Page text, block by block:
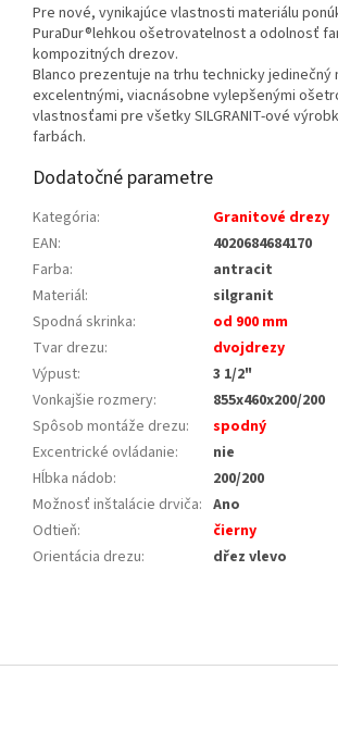
Pre nové, vynikajúce vlastnosti materiálu
PuraDur®lehkou ošetrovatelnost a odolnosť
kompozitných drezov.
Blanco prezentuje na trhu technicky jedinečný
excelentnými, viacnásobne vylepšenými
vlastnosťami pre všetky SILGRANIT-ové
farbách.
Dodatočné parametre
Kategória:
Granitové drezy
EAN:
4020684684170
Farba:
antracit
Materiál:
silgranit
Spodná skrinka:
od 900 mm
Tvar drezu:
dvojdrezy
Výpust:
3 1/2"
Vonkajšie rozmery:
855x460x200/200
Spôsob montáže drezu:
spodný
Excentrické ovládanie:
nie
Hĺbka nádob:
200/200
Možnosť inštalácie drviča: Ano
Odtieň:
čierny
Orientácia drezu: dřez vlevo
á